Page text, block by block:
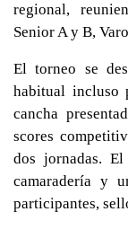
regional,
Senior A y B,
El torneo se
habitual incluso
cancha
scores
dos jornadas.
camaradería y
participantes,